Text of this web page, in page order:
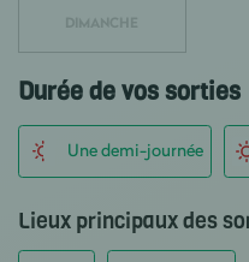
DIMANCHE
Durée de vos sorties
Une demi-journée
Lieux principaux des